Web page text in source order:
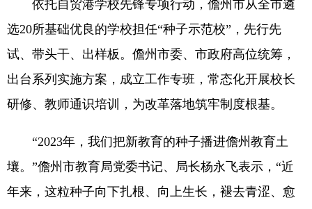
依托自贸港学校先锋专项行动，儋州市从全市遴
选20所基础优良的学校担任“种子示范校”，先行先
试、带头干、出样板。儋州市委、市政府高位统筹，
出台系列实施方案，成立工作专班，常态化开展校长
研修、教师通识培训，为改革落地筑牢制度根基。
“2023年，我们把新教育的种子播进儋州教育土
壤。”儋州市教育局党委书记、局长杨永飞表示，“近
年来，这粒种子向下扎根、向上生长，褪去青涩、愈